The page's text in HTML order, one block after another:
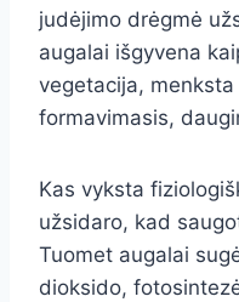
judėjimo drėgmė
augalai išgyvena
vegetacija,
formavimasis,
Kas vyksta
užsidaro, kad
Tuomet augalai
dioksido,